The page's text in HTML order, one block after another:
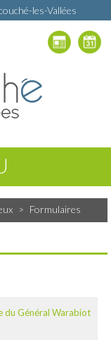
les-Vallées
> Formulaires
du Général Warabiot